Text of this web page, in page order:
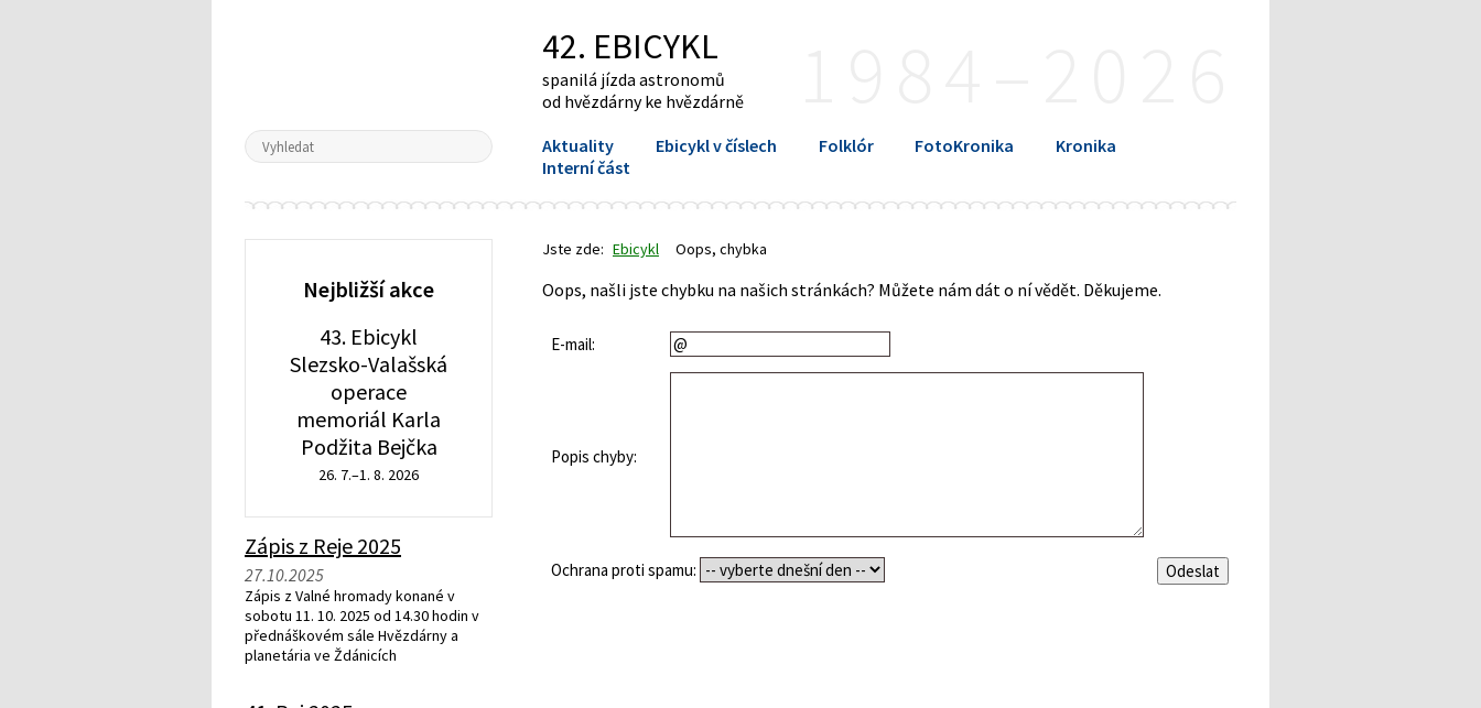
42. EBICYKL
spanilá jízda astronomů
od hvězdárny ke hvězdárně
Aktuality Ebicykl v číslech Folklór FotoKronika
Kronika
Interní část
Jste zde: Ebicykl Oops, chybka
Oops, našli jste chybku na našich stránkách? Můžete nám dát o ní vědět. Děkujeme.
E-mail:
Popis chyby:
Ochrana proti spamu:
Nejbližší akce
43. Ebicykl
Slezsko-Valašská
operace
memoriál Karla
Podžita Bejčka
26. 7.–1. 8. 2026
Zápis z Reje 2025
27.10.2025
Zápis z Valné hromady konané v
sobotu 11. 10. 2025 od 14.30 hodin v
přednáškovém sále Hvězdárny a
planetária ve Ždánicích